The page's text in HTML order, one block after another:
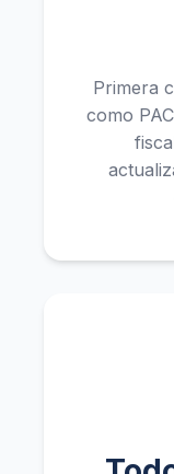
Primera
como